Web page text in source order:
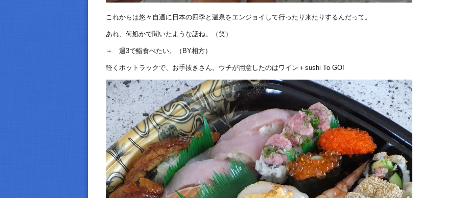
これからは悠々自適に日本の四季と温泉をエンジョイして行ったり来たりするんだって。
あれ、何処かで聞いたような話ね。（笑）
＋ 週3で鮨食べたい。（BY相方）
軽くポットラックで、お手抜きさん。ウチが用意したのはワイン＋sushi To GO!